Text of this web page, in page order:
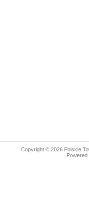
Copyright © 2026 Polskie